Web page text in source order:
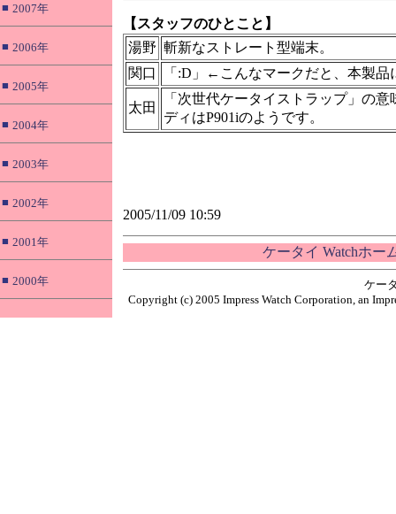
■ 2007年
■ 2006年
■ 2005年
■ 2004年
■ 2003年
■ 2002年
■ 2001年
■ 2000年
【スタッフのひとこと】
湯野 斬新なストレート型端末。
関口
「:D」←こんなマークだと、本製品
太田
「次世代ケータイストラップ」の
ディはP901iのようです。
2005/11/09 10:59
ケータイ Watchホー
ケー
Copyright (c) 2005 Impress Watch Corporation, an